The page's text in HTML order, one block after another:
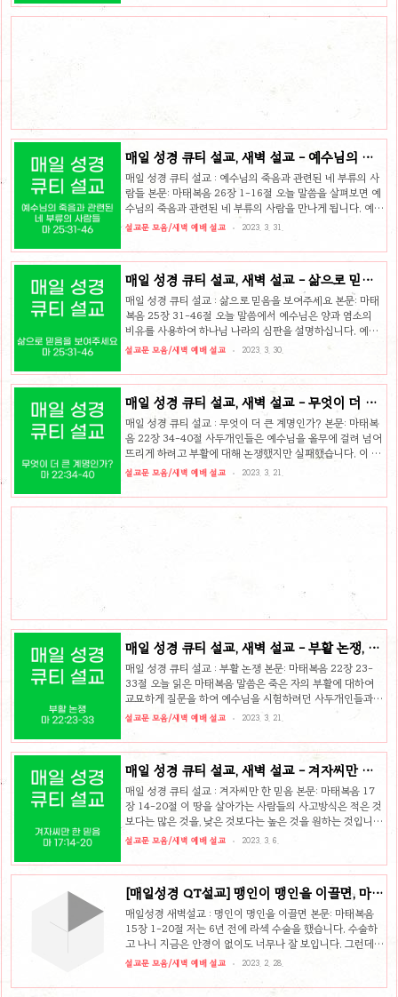
롱박을 발견하기까지 기다립니다. 냄새를 맡고 온 원숭이는
매일 성경 큐티 설교, 새벽 설교 - 예수님의 죽
음 관련된 네 부류의 사람들, 마 26:1-16
매일 성경 큐티 설교 : 예수님의 죽음과 관련된 네 부류의 사
람들 본문: 마태복음 26장 1-16절 오늘 말씀을 살펴보면 예
수님의 죽음과 관련된 네 부류의 사람을 만나게 됩니다. 예수
님을 죽이려는 사람, 예수님을 넘기려는 사람, 예수님의 죽음
사람입니다. 먼저 예수님을 죽이려는 사람들은 바로 대제사
고 모의하고 있었습니다. 그들은 예수님의 가르침과 행적을
이해하려 하지 않았고, 예수님을 그저 자신들의 자리를 위협
하는 자라고만 느꼈습니다. 그저 자신들의 권력과 지위를 지
키려는데 급급하여 예수님의 죽음의 의미를 이해하지 못했
습니다. 그리고 예수님을 넘기려는 사람도 있었습니다. 그는
설교문 모음/새벽 예배 설교 2023. 3. 31.
매일 성경 큐티 설교, 새벽 설교 - 삶으로 믿음
을 보여주세요, 마 25:31-46
매일 성경 큐티 설교 : 삶으로 믿음을 보여주세요 본문: 마태
복음 25장 31-46절 오늘 말씀에서 예수님은 양과 염소의
비유를 사용하여 하나님 나라의 심판을 설명하십니다. 예수
님께서는 마태복음 24장에서부터 계속 종말에 대해서 일러
예수님을 기다리는 우리의 자세가 어떠해야 하는가, 마지막
려주셨습니다. 오늘 본문에서 예수님은 하늘 왕위에 오르신
심판관의 모습으로 그려지고 있습니다. 예수님은 만민을 영
광의 보좌 앞에 모으고 양과 염소로 구분하여 나누십니다. 이
양과 염소의 비유는 무엇을 의미할까요? 여기서 양은 하나
님의 은혜를 입은 자들을 의미하며, 염소는 은혜를 받지 못한
설교문 모음/새벽 예배 설교 2023. 3. 30.
매일 성경 큐티 설교, 새벽 설교 - 무엇이 더 큰
계명인가?, 마 22:34-40
매일 성경 큐티 설교 : 무엇이 더 큰 계명인가? 본문: 마태복
음 22장 34-40절 사두개인들은 예수님을 올무에 걸려 넘어
뜨리게 하려고 부활에 대해 논쟁했지만 실패했습니다. 이 소
식을 듣고 바리새인들이 모여서 계략을 꾸밉니다. 그리고 그
수님을 시험하여 묻습니다. ‘율법 중에서 어느 계명이 큽니
히 준수하는 것이 요구된 것입니다. 유대인들은 율법을 신실
설교문 모음/새벽 예배 설교 2023. 3. 21.
매일 성경 큐티 설교, 새벽 설교 - 부활 논쟁, 마
22:23-33
매일 성경 큐티 설교 : 부활 논쟁 본문: 마태복음 22장 23-
33절 오늘 읽은 마태복음 말씀은 죽은 자의 부활에 대하여
교묘하게 질문을 하여 예수님을 시험하려던 사두개인들과
예수님 사이에 나눈 대화입니다. 사두개인들은 당시 합리주
보면 “이는 사두개인은 부활도 없고 천사도 없고 영도 없다
하고 바리새인은 다 있다 함이라”라고 말합니다. 사두개인들
은 사후 세계를 인정하지 않고 현실에서 하나님의 뜻을 행해
야 한다고 생각했습니다. 이성으로 이해할 수 없는 초월적인
것, 즉 부활이나 천사들과 같은 것을 믿지 않았습니다. 오늘
날에도 성경을 하나의 고문서로 이해하고 과학적인 방법으
로 연구하기를 주장하는 자유주의자들은 사두개인들과 같은
설교문 모음/새벽 예배 설교 2023. 3. 21.
매일 성경 큐티 설교, 새벽 설교 - 겨자씨만 한
믿음, 마 17:14-20
매일 성경 큐티 설교 : 겨자씨만 한 믿음 본문: 마태복음 17
장 14-20절 이 땅을 살아가는 사람들의 사고방식은 적은 것
보다는 많은 것을, 낮은 것보다는 높은 것을 원하는 것입니
다. 많고 높은 것이 이 땅을 살아가는 데 도움이 되고 힘이 되
사회입니다. 그래서 가진 자가 못 가진 자를 지배하고 다스리
지배당하는 사람들은 어쩔 수 없이 그 밑에서 눌림 당하며 살
아갑니다. 하지만 눌림 당하는 자들은 또 그 밑에서 힘을 길
러서 그 억압에서 벗어나고 다른 사람들 위에 서고 싶어 합니
다. 그래서 힘을 얻기 위해 땀을 흘리며 수고하며 살아가는
것입니다. 그런데 이러한 힘의 세상에서 전혀 다른 방식..
설교문 모음/새벽 예배 설교 2023. 3. 6.
[매일성경 QT설교] 맹인이 맹인을 이끌면, 마
15:1-20
매일성경 새벽설교 : 맹인이 맹인을 이끌면 본문: 마태복음
15장 1-20절 저는 6년 전에 라섹 수술을 했습니다. 수술하
고 나니 지금은 안경이 없이도 너무나 잘 보입니다. 그런데
수술하고 난 뒤 첫 3일간은 맹인이 무엇인지 몸소 체험했습
잘 보여서 신기했습니다. 그런데 마취가 풀리니까 눈이 엄청
설교문 모음/새벽 예배 설교 2023. 2. 28.